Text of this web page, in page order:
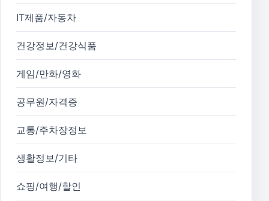
IT제품/자동차
건강정보/건강식품
게임/만화/영화
공무원/자격증
교통/주차장정보
생활정보/기타
쇼핑/여행/할인